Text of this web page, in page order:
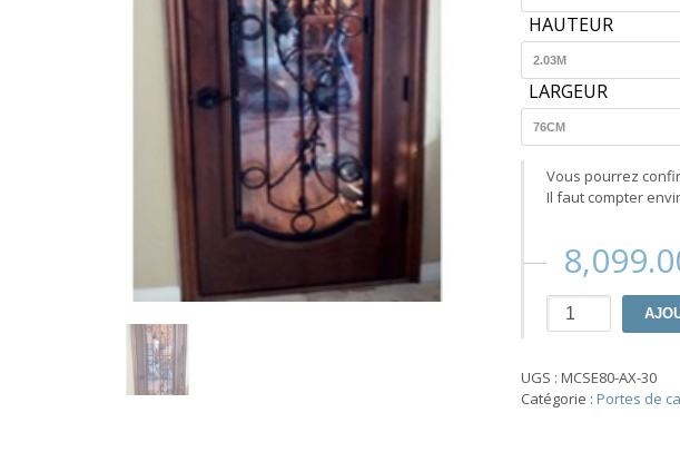
HAUTEUR
LARGEUR
Vous pourrez
Il faut compter
quantité
de
cave
UGS : MCSE80-AX-30
Catégorie : Portes de